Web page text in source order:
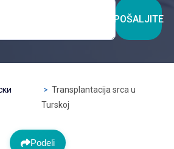
POŠALJITE
Transplantacija srca u
Turskoj
Podeli